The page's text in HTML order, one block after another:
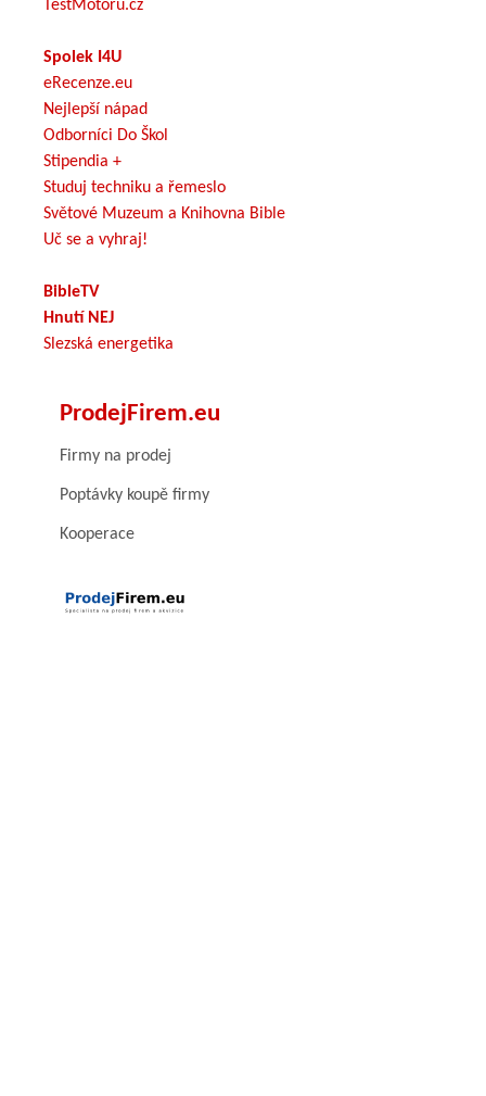
TestMotoru.cz
Spolek I4U
eRecenze.eu
Nejlepší nápad
Odborníci Do Škol
Stipendia +
Studuj techniku a řemeslo
Světové Muzeum a Knihovna Bible
Uč se a vyhraj!
BibleTV
Hnutí NEJ
Slezská energetika
ProdejFirem.eu
Firmy na prodej
Poptávky koupě firmy
Kooperace